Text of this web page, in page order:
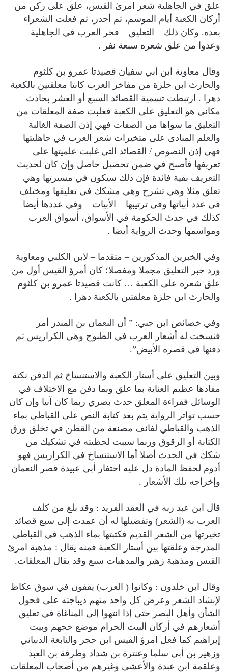
علق في الجاهلية شعر امرئ القيس، علق على ركن من
أركان الكعبة أيام الموسم، ثم أحدر، ثم فعلت الشعراء
بعده. وكان ذلك – التعليق – فخر العرب في الجاهلية
وعدوا من علق شعره سبعة نفر .
وقال معاوية ابن ابي سفيان قصيدتا عمرو بن كلثوم
والحارث ابن حلزة من مفاخر العرب كانتا معلقتين بالكعبة
دهرا . ارتبطت تسمية القصائد السبع أو العشر بحادث
مكاني هو التعليق على الكعبة فغلبت صفة المعلقات من
التعليق ما سواها من الصفات فهي إذن الصفة الغالبة
والعلم المنادى على متخيرات شعر العرب في جاهليتها
فهي إذن النصوص / القصائد التي غلبت علميتها على
تعريفها فأصبح في ضمن تحصيل حاصل وإن كان لحديث
التعريف بقية فائدة فإن ذلك سيكون في مسيرتها وهي
تعلق مثلا وهي تشرح وهي مشكك في تعليقها ومختلف
في عدد أبياتها وفي ترتيبها – الأبيات – وفي عددها أيضا
كذلك في حدث الحكومة في الأسواق، أسواق العرب
ومواسمها وحدث الرواية أيضا .
وفي الخبرين المذكورين – متقدما – لابن الكلبي ومعاوية
ورد خبر التعليق مجملا ومفصلا؛ كان أمرؤ القيس أول من
علق شعره على الكعبة … كانت قصيدتا عمرو بن كلثوم
والحارث ابن حلزة معلقتين بالكعبة دهرا .
وفي خصائص ابن جني: ” أن النعمان بن المنذر أمر
فنسخت له أشعار العرب في الطنوج وهي الكراريس ثم
دفنها في قصره الأبيض”.
وبين التعليق على أستار الكعبة والاستنساخ ثم الدفن نكتة
مفادها عظيم العناية بما علق وبما دفن مع الاختلاف في
الوسائل فقراءة المعلق حدث بصري ربما كان آنيا وإن كان
حسب تواتر الرواية يتم بعد كتابة النص على القباطي بماء
الذهب والقباطي لفائف مصنعة من القطن في تخلق ورق
الكتابة أو الرقوق وربما سببت لحظيته في تشكيك من
شكك في الحدث أصلا أما الاستنساخ في الكراريس فهو
أدوم لحفظ المادة دل عليه احتفار أبي عبيدة قصر النعمان
وإخراجه تلك الأشعار .
قال ابن عبد ربه في العقد الفريد : وقد بلغ من كلف
العرب به (الشعر) وتفضيلها له أن عمدت إلى سبع قصائد
تخيرتها من الشعر القديم فكتبتها بماء الذهب في القباطي
المدرجة وعلقتها بين أستار الكعبة فمنه يقال : مذهبة امرئ
القيس ومذهبة زهير والمذهبات سبع وقد يقال المعلقات.
وقال ابن خلدون : وكانوا ( العرب) يقفون في سوق عكاظ
لإنشاد الشعر وعرض كل واحد منهم ديباجته على فحول
الشأن وأهل البصر حتى إذا انتهوا إلى المناغاة في تعليق
أشعارهم في أركان البيت الحرام موضع حجهم وبيت
إبراهيم كما فعل امرؤ القيس ابن حجر والنابغة الذبياني
وزهير بن أبي سلما وعنترة بن شداد وطرفة بن العبد
وعلقمة ابن عبدة والأعشى وغيرهم من أصحاب المعلقات